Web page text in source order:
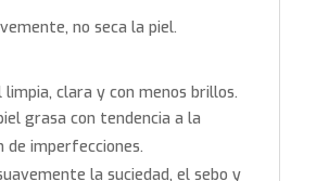
no seca la piel.
limpia, clara y con menos brillos.
grasa con tendencia a la
de imperfecciones.
la suciedad, el sebo y